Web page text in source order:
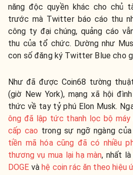
năng độc quyền khác cho chủ
trước mà Twitter báo cáo thu
công ty đại chúng, quảng cáo
thu của tổ chức. Dường như
con số đăng ký Twitter Blue cho
Như đã được Coin68 tường
(giờ New York), mạng xã hội
thức về tay tỷ phú Elon Musk.
ông đã lập tức thanh lọc bộ
cấp cao trong sự ngỡ ngàng của
tiền mã hóa cũng đã có nhiều
thương vụ mua lại hạ màn, nhất
DOGE vàhệ coin rác ăn theo hiệu